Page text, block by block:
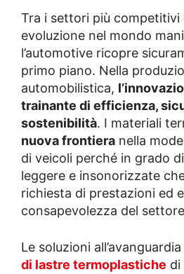
Tra i settori più competitivi
evoluzione nel mondo
l’automotive ricopre
primo piano. Nella
automobilistica,
trainante di efficienza,
sostenibilità. I materiali
nuova frontiera nella
di veicoli perché in grado
leggere e insonorizzate
richiesta di prestazioni ed
consapevolezza del
Le soluzioni
di lastre termoplastiche di